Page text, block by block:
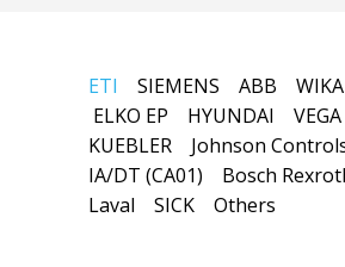
ETI SIEMENS ABB WIKA
ELKO EP
HYUNDAI VEGA
KUEBLER
Johnson
IA/DT (CA01)
Bosch
Laval
SICK Others